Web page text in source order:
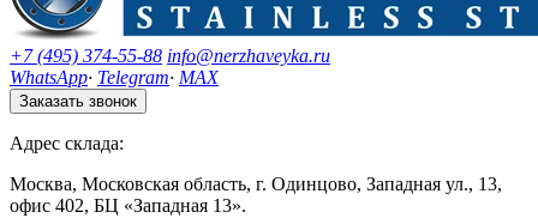
+7 (495) 374-55-88 info@nerzhaveyka.ru
WhatsApp· Telegram· MAX
Заказать звонок
Адрес склада:
Москва, Московская область, г. Одинцово, Западная ул., 13,
офис 402, БЦ «Западная 13».